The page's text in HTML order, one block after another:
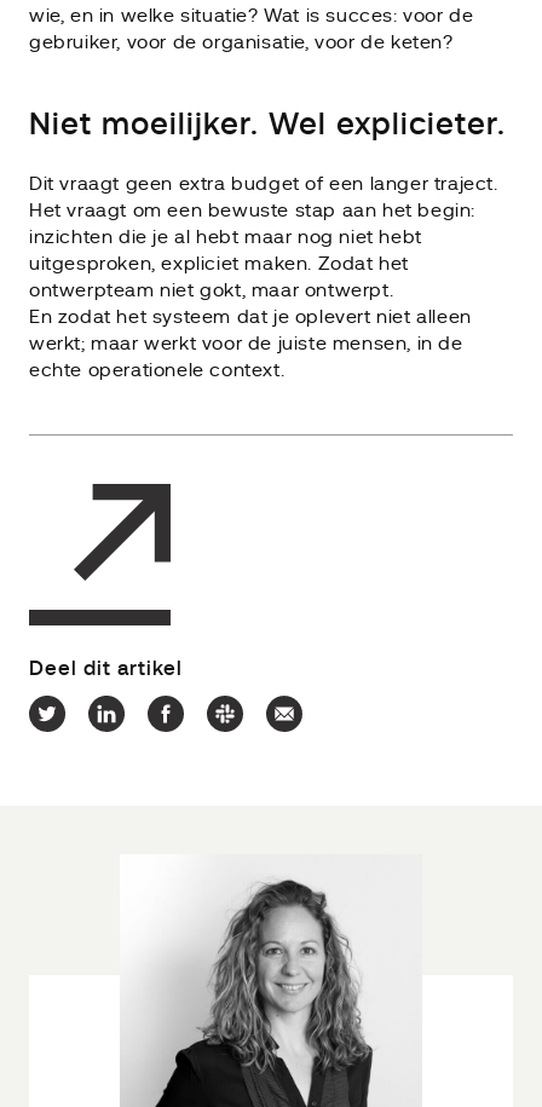
Deel dit artikel
wie, en in welke situatie? Wat is succes: voor de
gebruiker, voor de organisatie, voor de keten?
Niet moeilijker. Wel explicieter.
Dit vraagt geen extra budget of een langer traject.
Het vraagt om een bewuste stap aan het begin:
inzichten die je al hebt maar nog niet hebt
uitgesproken, expliciet maken. Zodat het
ontwerpteam niet gokt, maar ontwerpt.
En zodat het systeem dat je oplevert niet alleen
werkt; maar werkt voor de juiste mensen, in de
echte operationele context.